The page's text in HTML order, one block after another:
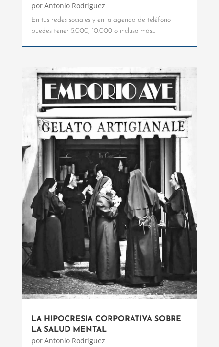
por Antonio Rodríguez
En tus redes sociales y en la agenda de teléfono
puedes tener 5.000, 10.000 o incluso más...
LA HIPOCRESIA CORPORATIVA SOBRE
LA SALUD MENTAL
por Antonio Rodríguez